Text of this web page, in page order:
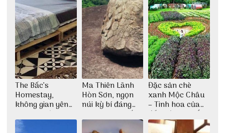
The Bấc’s
Homestay,
không gian yên
bình tại Hòn Sơn
Ma Thiên Lãnh
Hòn Sơn, ngọn
núi kỳ bí đáng
khám phá nhất
Đặc sản chè
xanh Mộc Châu
– Tinh hoa của
đất trời Tây Bắc